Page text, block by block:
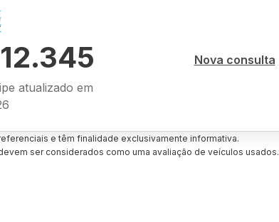
atualizado em
Nova consulta
e têm finalidade exclusivamente informativa.
ser considerados como uma avaliação de veículos usados.